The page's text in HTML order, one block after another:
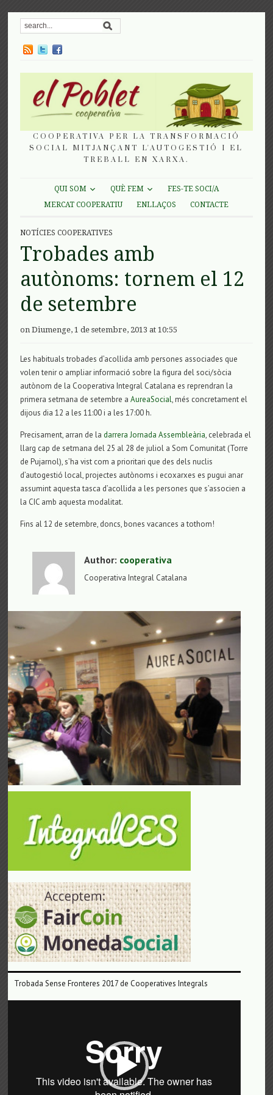
COOPERATIVA PER LA TRANSFORMACIÓ
SOCIAL MITJANÇANT L'AUTOGESTIÓ I EL
TREBALL EN XARXA.
QUI SOM QUÈ FEM
FES-TE SOCI/A
MERCAT COOPERATIU
ENLLAÇOS CONTACTE
NOTÍCIES COOPERATIVES
Trobades amb
autònoms: tornem el 12
de setembre
on Diumenge, 1 de setembre, 2013 at 10:55
Les habituals trobades d’acollida amb persones associades que
volen tenir o ampliar informació sobre la figura del soci/sòcia
autònom de la Cooperativa Integral Catalana es reprendran la
primera setmana de setembre aAureaSocial, més concretament el
dijous dia 12 a les 11:00 i a les 17:00 h.
Precisament, arran de ladarrera Jornada Assembleària, celebrada el
llarg cap de setmana del 25 al 28 de juliol a Som Comunitat (Torre
de Pujarnol), s’ha vist com a prioritari que des dels nuclis
d’autogestió local, projectes autònoms i ecoxarxes es pugui anar
assumint aquesta tasca d’acollida a les persones que s’associen a
la CIC amb aquesta modalitat.
Fins al 12 de setembre, doncs, bones vacances a tothom!
Author: cooperativa
Cooperativa Integral Catalana
Trobada Sense Fronteres 2017 de Cooperatives Integrals